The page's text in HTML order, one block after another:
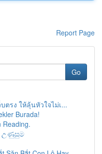
Report Page
Go
รง ให้ลุ้นหัวใจไม่เ...
Burada!
Reading.
උණුසුම